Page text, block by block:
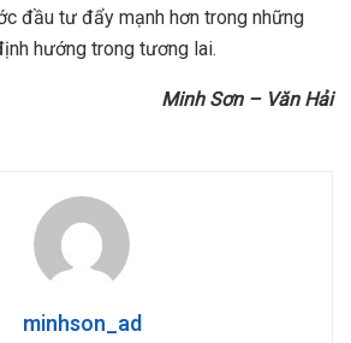
đầu tư đẩy mạnh hơn trong những
hướng trong tương lai.
Minh Sơn – Văn Hải
minhson_ad